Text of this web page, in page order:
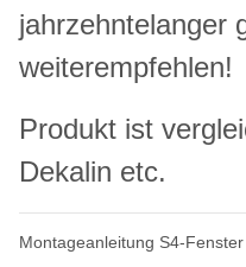
jahrzehntelanger
weiterempfehlen!
Produkt ist
Dekalin etc.
Montageanleitung S4-Fenster